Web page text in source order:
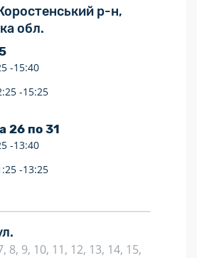
р-н,
обл.
-15:40
-15:25
26 по 31
-13:40
-13:25
8, 9, 10, 11, 12, 13, 14, 15,